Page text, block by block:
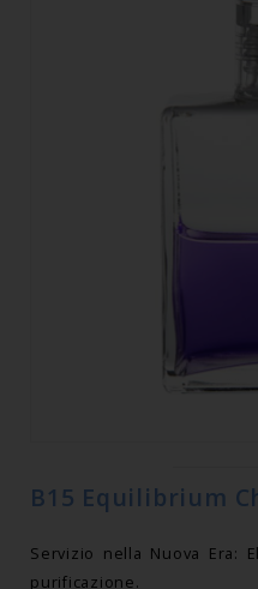
B15 Equilibrium
Servizio nella Nuova Era:
purificazione.